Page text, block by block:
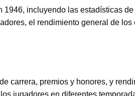
incluyendo las estadísticas
el rendimiento general de
carrera, premios y honores, y
jugadores en diferentes